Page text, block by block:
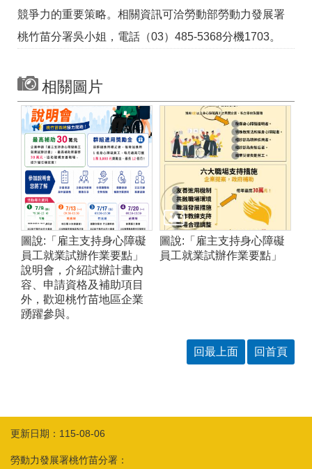
競爭力的重要策略。相關資訊可洽勞動部勞動力發展署
桃竹苗分署吳小姐，電話（03）485-5368分機1703。
相關圖片
圖說:「雇主支持身心障礙
員工就業試辦作業要點」
說明會，介紹試辦計畫內
容、申請資格及補助項目
外，歡迎桃竹苗地區企業
踴躍參與。
圖說:「雇主支持身心障礙
員工就業試辦作業要點」
回最上面 回首頁
更新日期：115-08-06
勞動力發展署桃竹苗分署：